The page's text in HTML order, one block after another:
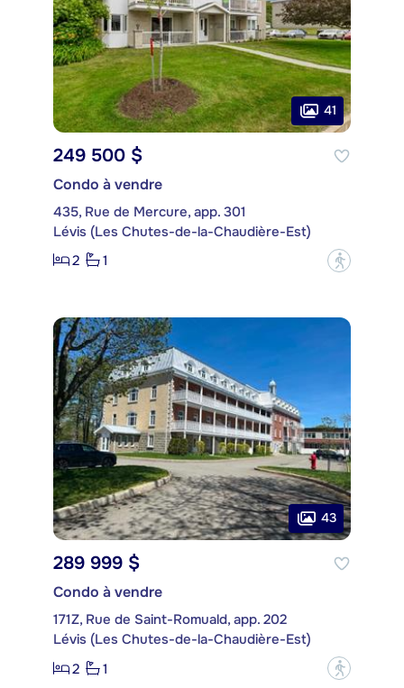
41
249 500 $
Condo à vendre
435, Rue de Mercure, app. 301
Lévis (Les Chutes-de-la-Chaudière-Est)
2
1 ?
43
289 999 $
Condo à vendre
171Z, Rue de Saint-Romuald, app. 202
Lévis (Les Chutes-de-la-Chaudière-Est)
2
1 ?